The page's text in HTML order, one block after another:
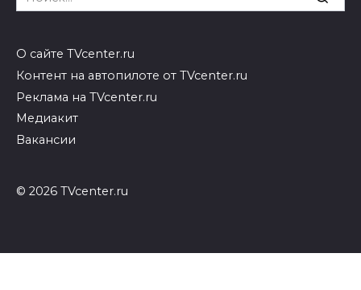
for:
О сайте TVcenter.ru
Контент на автопилоте от TVcenter.ru
Реклама на TVcenter.ru
Медиакит
Вакансии
© 2026 TVcenter.ru